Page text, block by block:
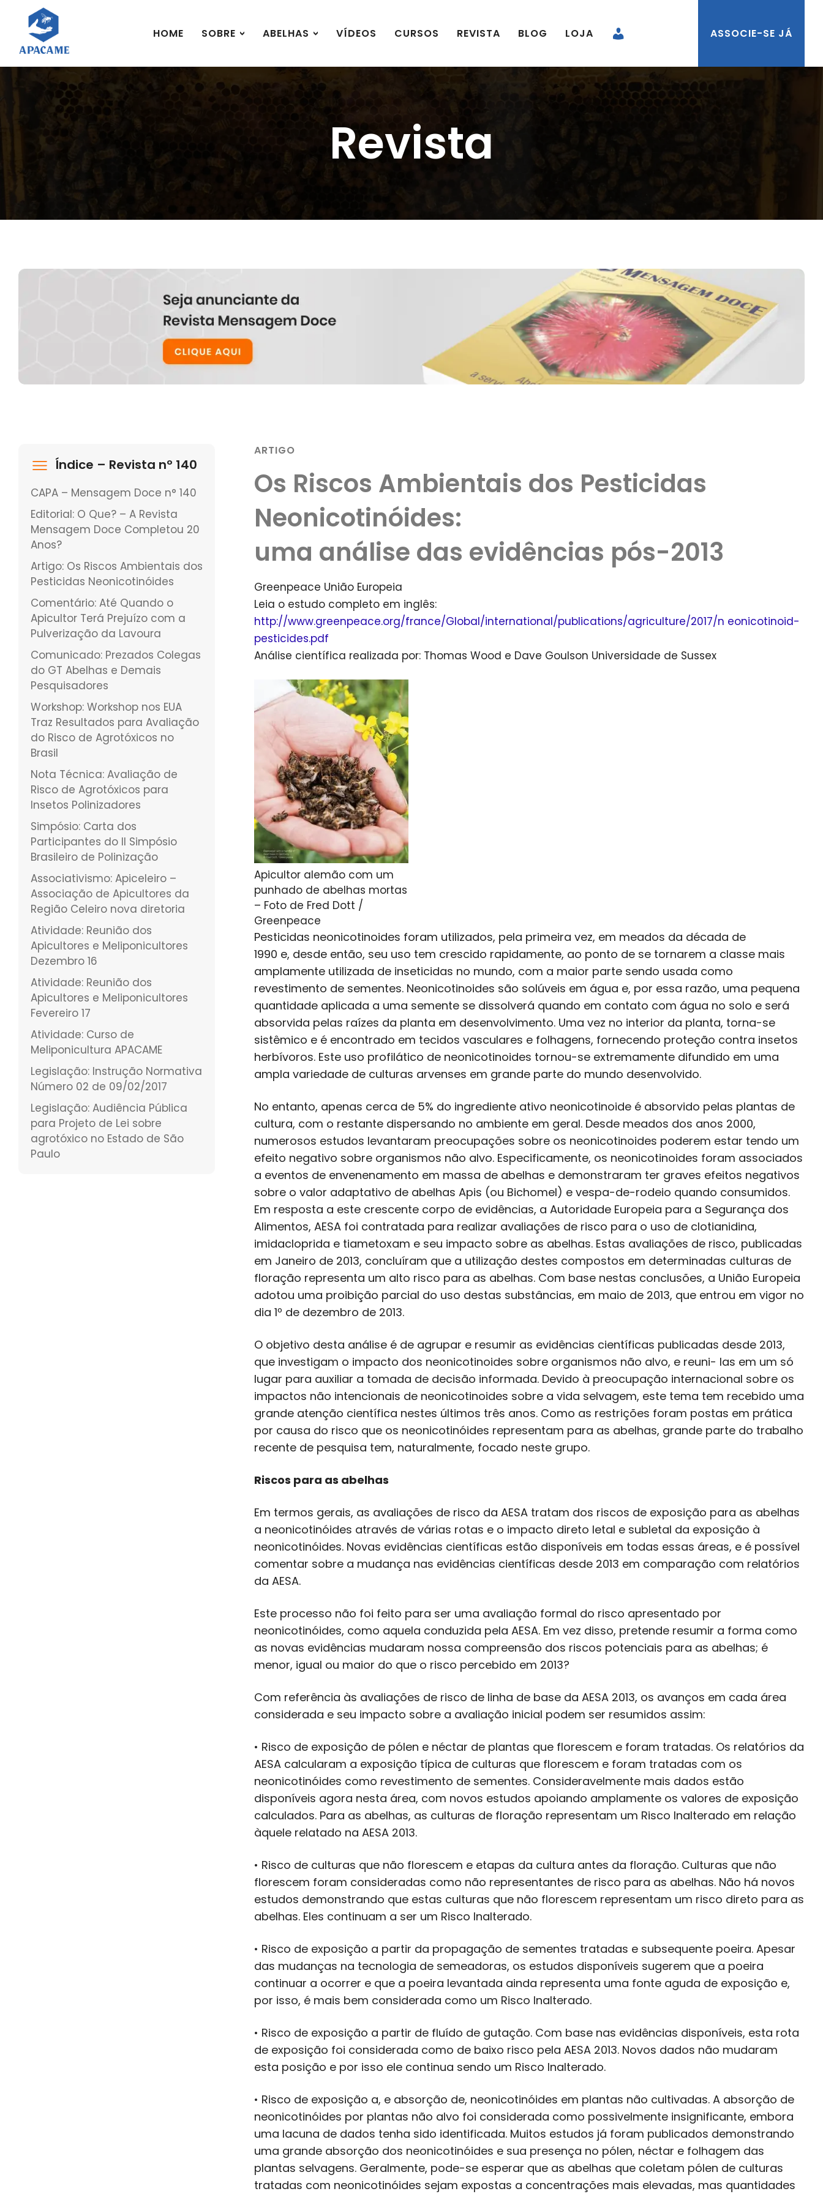
HOME SOBRE ABELHAS VÍDEOS CURSOS REVISTA BLOG LOJA ASSOCIE-SE JÁ
Revista
Índice – Revista nº 140
CAPA – Mensagem Doce n° 140
Editorial: O Que? – A Revista
Mensagem Doce Completou 20
Anos?
Artigo: Os Riscos Ambientais dos
Pesticidas Neonicotinóides
Comentário: Até Quando o
Apicultor Terá Prejuízo com a
Pulverização da Lavoura
Comunicado: Prezados Colegas
do GT Abelhas e Demais
Pesquisadores
Workshop: Workshop nos EUA
Traz Resultados para Avaliação
do Risco de Agrotóxicos no
Brasil
Nota Técnica: Avaliação de
Risco de Agrotóxicos para
Insetos Polinizadores
Simpósio: Carta dos
Participantes do II Simpósio
Brasileiro de Polinização
Associativismo: Apiceleiro –
Associação de Apicultores da
Região Celeiro nova diretoria
Atividade: Reunião dos
Apicultores e Meliponicultores
Dezembro 16
Atividade: Reunião dos
Apicultores e Meliponicultores
Fevereiro 17
Atividade: Curso de
Meliponicultura APACAME
Legislação: Instrução Normativa
Número 02 de 09/02/2017
Legislação: Audiência Pública
para Projeto de Lei sobre
agrotóxico no Estado de São
Paulo
ARTIGO
Os Riscos Ambientais dos Pesticidas
Neonicotinóides:
uma análise das evidências pós-2013
Greenpeace União Europeia
Leia o estudo completo em inglês:
http://www.greenpeace.org/france/Global/international/publications/agriculture/2017/n eonicotinoid-
pesticides.pdf
Análise científica realizada por: Thomas Wood e Dave Goulson Universidade de Sussex
Apicultor alemão com um
punhado de abelhas mortas
– Foto de Fred Dott /
Greenpeace
Pesticidas neonicotinoides foram utilizados, pela primeira vez, em meados da década de
1990 e, desde então, seu uso tem crescido rapidamente, ao ponto de se tornarem a classe mais
amplamente utilizada de inseticidas no mundo, com a maior parte sendo usada como
revestimento de sementes. Neonicotinoides são solúveis em água e, por essa razão, uma pequena
quantidade aplicada a uma semente se dissolverá quando em contato com água no solo e será
absorvida pelas raízes da planta em desenvolvimento. Uma vez no interior da planta, torna-se
sistêmico e é encontrado em tecidos vasculares e folhagens, fornecendo proteção contra insetos
herbívoros. Este uso profilático de neonicotinoides tornou-se extremamente difundido em uma
ampla variedade de culturas arvenses em grande parte do mundo desenvolvido.
No entanto, apenas cerca de 5% do ingrediente ativo neonicotinoide é absorvido pelas plantas de
cultura, com o restante dispersando no ambiente em geral. Desde meados dos anos 2000,
numerosos estudos levantaram preocupações sobre os neonicotinoides poderem estar tendo um
efeito negativo sobre organismos não alvo. Especificamente, os neonicotinoides foram associados
a eventos de envenenamento em massa de abelhas e demonstraram ter graves efeitos negativos
sobre o valor adaptativo de abelhas Apis (ou Bichomel) e vespa-de-rodeio quando consumidos.
Em resposta a este crescente corpo de evidências, a Autoridade Europeia para a Segurança dos
Alimentos, AESA foi contratada para realizar avaliações de risco para o uso de clotianidina,
imidacloprida e tiametoxam e seu impacto sobre as abelhas. Estas avaliações de risco, publicadas
em Janeiro de 2013, concluíram que a utilização destes compostos em determinadas culturas de
floração representa um alto risco para as abelhas. Com base nestas conclusões, a União Europeia
adotou uma proibição parcial do uso destas substâncias, em maio de 2013, que entrou em vigor no
dia 1º de dezembro de 2013.
O objetivo desta análise é de agrupar e resumir as evidências científicas publicadas desde 2013,
que investigam o impacto dos neonicotinoides sobre organismos não alvo, e reuni- las em um só
lugar para auxiliar a tomada de decisão informada. Devido à preocupação internacional sobre os
impactos não intencionais de neonicotinoides sobre a vida selvagem, este tema tem recebido uma
grande atenção científica nestes últimos três anos. Como as restrições foram postas em prática
por causa do risco que os neonicotinóides representam para as abelhas, grande parte do trabalho
recente de pesquisa tem, naturalmente, focado neste grupo.
Riscos para as abelhas
Em termos gerais, as avaliações de risco da AESA tratam dos riscos de exposição para as abelhas
a neonicotinóides através de várias rotas e o impacto direto letal e subletal da exposição à
neonicotinóides. Novas evidências científicas estão disponíveis em todas essas áreas, e é possível
comentar sobre a mudança nas evidências científicas desde 2013 em comparação com relatórios
da AESA.
Este processo não foi feito para ser uma avaliação formal do risco apresentado por
neonicotinóides, como aquela conduzida pela AESA. Em vez disso, pretende resumir a forma como
as novas evidências mudaram nossa compreensão dos riscos potenciais para as abelhas; é
menor, igual ou maior do que o risco percebido em 2013?
Com referência às avaliações de risco de linha de base da AESA 2013, os avanços em cada área
considerada e seu impacto sobre a avaliação inicial podem ser resumidos assim:
• Risco de exposição de pólen e néctar de plantas que florescem e foram tratadas. Os relatórios da
AESA calcularam a exposição típica de culturas que florescem e foram tratadas com os
neonicotinóides como revestimento de sementes. Consideravelmente mais dados estão
disponíveis agora nesta área, com novos estudos apoiando amplamente os valores de exposição
calculados. Para as abelhas, as culturas de floração representam um Risco Inalterado em relação
àquele relatado na AESA 2013.
• Risco de culturas que não florescem e etapas da cultura antes da floração. Culturas que não
florescem foram consideradas como não representantes de risco para as abelhas. Não há novos
estudos demonstrando que estas culturas que não florescem representam um risco direto para as
abelhas. Eles continuam a ser um Risco Inalterado.
• Risco de exposição a partir da propagação de sementes tratadas e subsequente poeira. Apesar
das mudanças na tecnologia de semeadoras, os estudos disponíveis sugerem que a poeira
continuar a ocorrer e que a poeira levantada ainda representa uma fonte aguda de exposição e,
por isso, é mais bem considerada como um Risco Inalterado.
• Risco de exposição a partir de fluído de gutação. Com base nas evidências disponíveis, esta rota
de exposição foi considerada como de baixo risco pela AESA 2013. Novos dados não mudaram
esta posição e por isso ele continua sendo um Risco Inalterado.
• Risco de exposição a, e absorção de, neonicotinóides em plantas não cultivadas. A absorção de
neonicotinóides por plantas não alvo foi considerada como possivelmente insignificante, embora
uma lacuna de dados tenha sido identificada. Muitos estudos já foram publicados demonstrando
uma grande absorção dos neonicotinóides e sua presença no pólen, néctar e folhagem das
plantas selvagens. Geralmente, pode-se esperar que as abelhas que coletam pólen de culturas
tratadas com neonicotinóides sejam expostas a concentrações mais elevadas, mas quantidades